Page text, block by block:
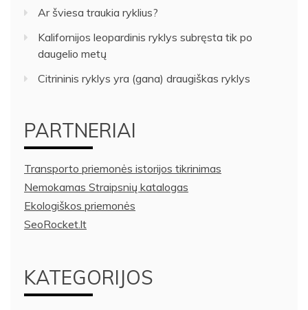
Ar šviesa traukia ryklius?
Kalifornijos leopardinis ryklys subręsta tik po
daugelio metų
Citrininis ryklys yra (gana) draugiškas ryklys
PARTNERIAI
Transporto priemonės istorijos tikrinimas
Nemokamas Straipsnių katalogas
Ekologiškos priemonės
SeoRocket.lt
KATEGORIJOS